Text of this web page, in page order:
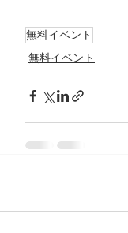
無料イベント
無料イベント